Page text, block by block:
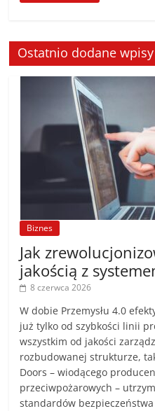
Ostatnio dodane wpisy
Biznes
Jak
jakością z
8 czerwca 2026
W dobie Przemysłu 4.0
już tylko od szybkości linii
wszystkim od jakości
rozbudowanej strukturze,
Doors – wiodącego
przeciwpożarowych –
standardów